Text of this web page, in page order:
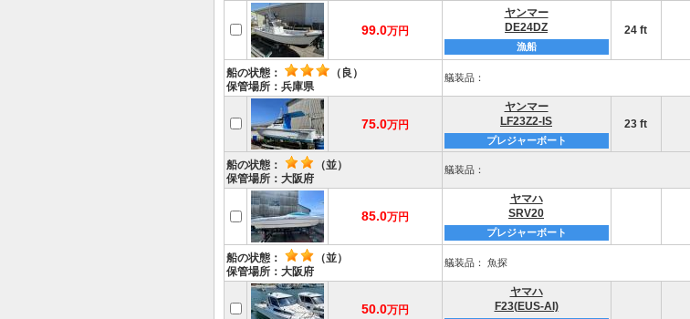
99.0万円
ヤンマー
DE24DZ
漁船
24 ft
船の状態：
（良）
保管場所：兵庫県
艤装品：
75.0万円
ヤンマー
LF23Z2-IS
プレジャーボート
23 ft
船の状態：
（並）
保管場所：大阪府
艤装品：
85.0万円
ヤマハ
SRV20
プレジャーボート
船の状態：
（並）
保管場所：大阪府
艤装品： 魚探
50.0万円
ヤマハ
F23(EUS-AI)